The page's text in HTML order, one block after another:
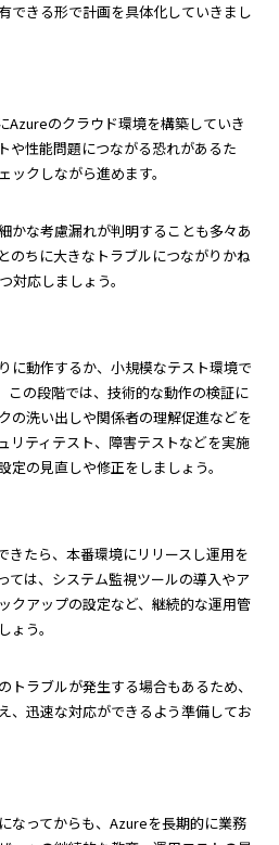
できる形で計画を具体化していきまし
Azureのクラウド環境を構築していき
や性能問題につながる恐れがあるた
クしながら進めます。
かな考慮漏れが判明することも多々あ
のちに大きなトラブルにつながりかね
対応しましょう。
に動作するか、小規模なテスト環境で
この段階では、技術的な動作の検証に
の洗い出しや関係者の理解促進などを
リティテスト、障害テストなどを実施
定の見直しや修正をしましょう。
きたら、本番環境にリリースし運用を
ては、システム監視ツールの導入やア
クアップの設定など、継続的な運用管
う。
トラブルが発生する場合もあるため、
、迅速な対応ができるよう準備してお
なってからも、Azureを長期的に業務